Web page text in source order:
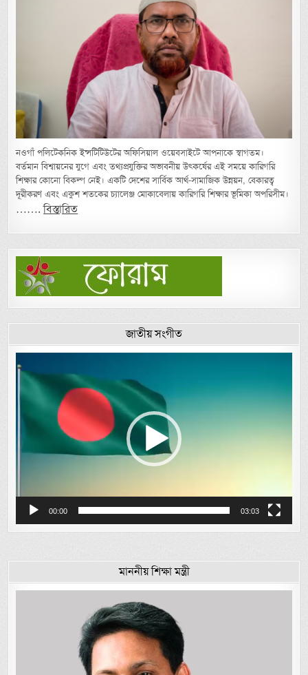
নওগাঁ পলিটেকনিক ইন্সটিটিউটের অফিসিয়াল ওয়েবসাইটে আপনাকে স্বাগতম।
বর্তমান বিশ্বায়নের যুগে এবং তথ্যপ্রযুক্তির অভাবনীয় উৎকর্ষের এই সময়ে কারিগরি
শিক্ষার কোনো বিকল্প নেই। একটি দেশের সার্বিক আর্থ-সামাজিক উন্নয়ন, বেকারত্ব
দূরীকরণ এবং একুশ শতকের চ্যালেঞ্জ মোকাবেলায় কারিগরি শিক্ষার ভূমিকা অপরিসীম।
…….বিস্তারিত
জাতীয় সংগীত
Player
00:00 03:03
মাননীয় শিক্ষা মন্ত্রী